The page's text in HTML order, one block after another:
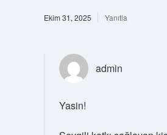
Ekim 31, 2025 Yanıtla
admin
Yasin!